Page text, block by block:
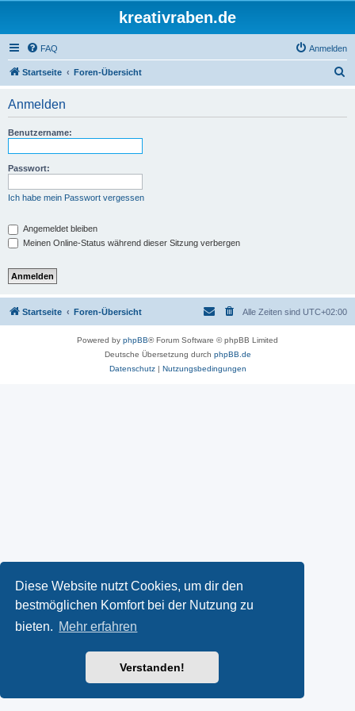
Diese Website nutzt Cookies, um dir den
bestmöglichen Komfort bei der Nutzung zu
bieten. Mehr erfahren
Verstanden!
kreativraben.de
FAQ Anmelden
Startseite Foren-Übersicht
Anmelden
Benutzername:
Passwort:
Ich habe mein Passwort vergessen
Angemeldet bleiben
Meinen Online-Status während dieser Sitzung verbergen
Startseite Foren-Übersicht Alle Zeiten sind UTC+02:00
Powered by phpBB® Forum Software © phpBB Limited
Deutsche Übersetzung durch phpBB.de
Datenschutz| Nutzungsbedingungen